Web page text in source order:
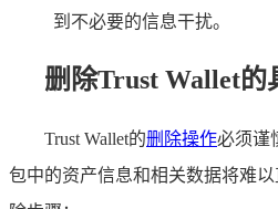
到不必要的信息干扰。
删除Trust Wallet的
Trust Wallet的删除操作必须谨
包中的资产信息和相关数据将难